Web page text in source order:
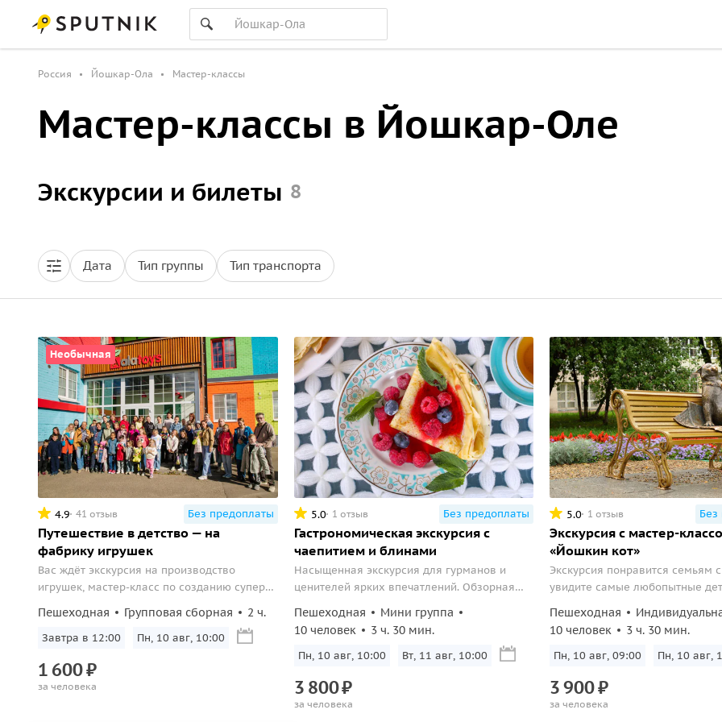
Россия Йошкар-Ола Мастер-классы
Мастер-классы в Йошкар-Оле
Экскурсии и билеты 8
Дата Тип группы Тип транспорта
Необычная
4.9 41 отзыв Без предоплаты
Путешествие в детство — на
фабрику игрушек
Вас ждёт экскурсия на производство
игрушек, мастер-класс по созданию супер-
Пешеходная Групповая сборная 2 ч.
Завтра в 12:00 Пн, 10 авг, 10:00
1 600₽
за человека
5.0 1 отзыв Без предоплаты
Гастрономическая экскурсия с
чаепитием и блинами
Насыщенная экскурсия для гурманов и
ценителей ярких впечатлений. Обзорная
дегустацией национальной кухни Марий Эл.
Пешеходная
Мини группа
10 человек
3 ч. 30 мин.
Пн, 10 авг, 10:00 Вт, 11 авг, 10:00
3 800₽
за человека
5.0 1 отзыв Без
Экскурсия с мастер-
«Йошкин кот»
Экскурсия понравится семьям
увидите самые любопытные
раскраске сувенира.
Пешеходная
10 человек
3 ч. 30 мин.
Пн, 10 авг, 09:00 Пн, 10 авг,
3900₽
за человека